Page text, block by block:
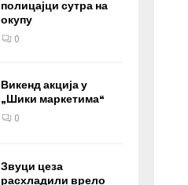
полицајци сутра на
окупу
0
Викенд акција у
„Шики маркетима“
0
Звуци цеза
расхладили врело